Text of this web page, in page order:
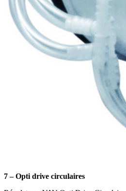
7 – Opti drive circulaires